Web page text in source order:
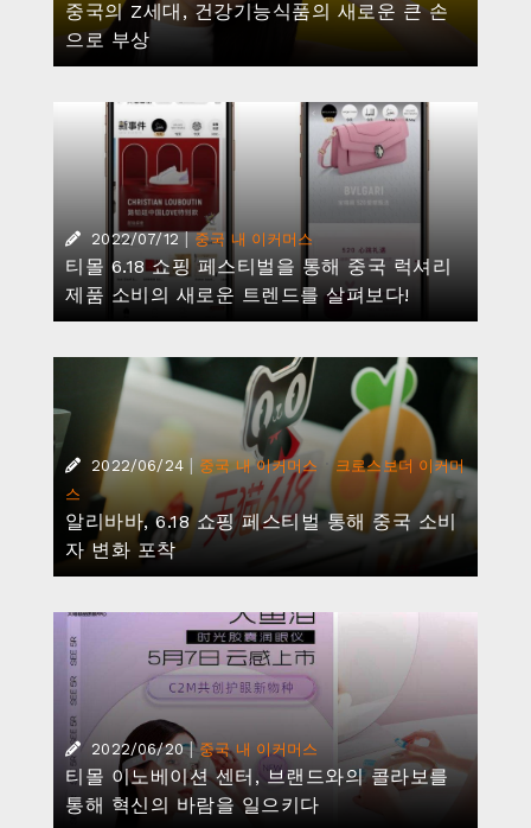
중국의 Z세대, 건강기능식품의 새로운 큰 손
으로 부상
2022/07/12 | 중국 내 이커머스
티몰 6.18 쇼핑 페스티벌을 통해 중국 럭셔리
제품 소비의 새로운 트렌드를 살펴보다!
2022/06/24 | 중국 내 이커머스 ·크로스보더 이커머
스
알리바바, 6.18 쇼핑 페스티벌 통해 중국 소비
자 변화 포착
2022/06/20 | 중국 내 이커머스
티몰 이노베이션 센터, 브랜드와의 콜라보를
통해 혁신의 바람을 일으키다